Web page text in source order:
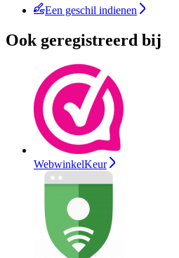
Een geschil indienen
Ook geregistreerd bij
WebwinkelKeur